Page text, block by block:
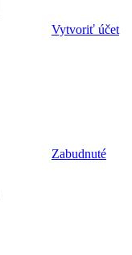
Vytvoriť účet
Zabudnuté